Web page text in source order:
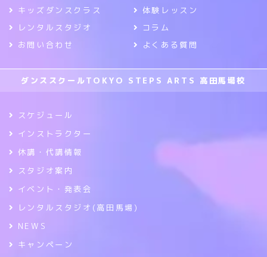
キッズダンスクラス
体験レッスン
レンタルスタジオ
コラム
お問い合わせ
よくある質問
ダンススクールTOKYO STEPS ARTS 高田馬場校
スケジュール
インストラクター
休講・代講情報
スタジオ案内
イベント・発表会
レンタルスタジオ(高田馬場)
NEWS
キャンペーン